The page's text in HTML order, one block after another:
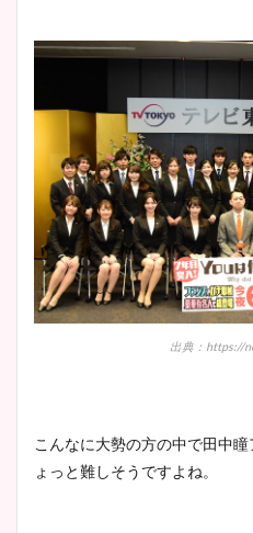
出典：https://
こんなに大勢の方の中で田中
ょっと難しそうですよね。